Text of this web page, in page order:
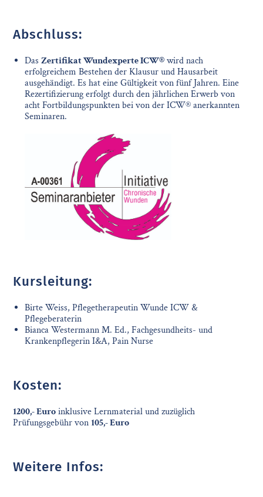
Abschluss:
DasZertifikat Wundexperte ICW®wird nach
erfolgreichem Bestehen der Klausur und Hausarbeit
ausgehändigt. Es hat eine Gültigkeit von fünf Jahren. Eine
Rezertifizierung erfolgt durch den jährlichen Erwerb von
acht Fortbildungspunkten bei von der ICW® anerkannten
Seminaren.
Kursleitung:
Birte Weiss, Pflegetherapeutin Wunde ICW &
Pflegeberaterin
Bianca Westermann M. Ed., Fachgesundheits- und
Krankenpflegerin I&A, Pain Nurse
Kosten:
1200,- Euroinklusive Lernmaterial und zuzüglich
Prüfungsgebühr von105,- Euro
Weitere Infos: